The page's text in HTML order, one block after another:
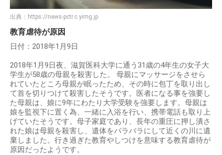
出典： https://news-pctr.c.yimg.jp
教育虐待が原因
日付：2018年1月9日
2018年1月9日夜、滋賀医科大学に通う31歳の4年生の女子大
学生が58歳の母親を殺害した。 母親にマッサージをさせら
れていたところ母親が眠ったため、その時に包丁を取り出し
て首を切りつけて殺害したそうです。医者になる事を強要し
た母親は、娘に9年にわたり大学受験を強要します。母親は
娘を監視下に置く為、一緒に入浴を行い、携帯電話も取り上
げていたそうです。母子家庭であり、長年の重圧に押し潰さ
れた娘は母親を殺害し、遺体をバラバラにして近くの川に遺
棄しました。行き過ぎた教育やしつけを意味する教育虐待が
原因だったようです。